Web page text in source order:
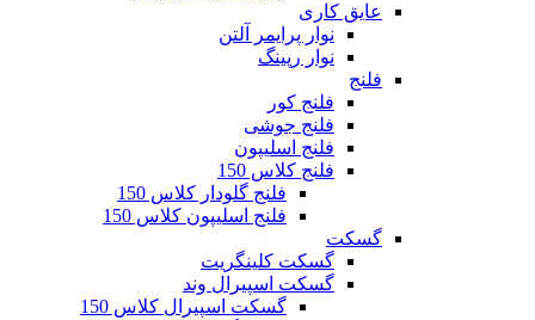
عایق کاری
نوار پرایمر آلتن
نوار رپینگ
فلنج
فلنج کور
فلنج جوشی
فلنج اسلیپون
فلنج کلاس 150
فلنج گلودار کلاس 150
فلنج اسلیپون کلاس 150
گسکت
گسکت کلینگریت
گسکت اسپیرال وند
گسکت اسپیرال کلاس 150